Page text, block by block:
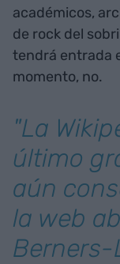
académicos,
de rock del
tendrá entrada
momento, no.
"La
último
aún
la web
Berners-